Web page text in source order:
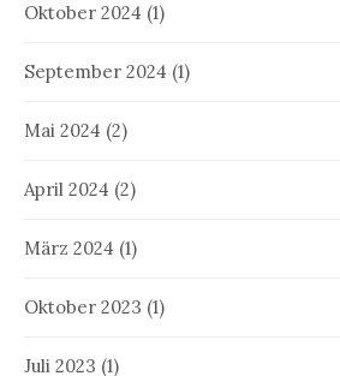
Oktober 2024 (1)
September 2024 (1)
Mai 2024 (2)
April 2024 (2)
März 2024 (1)
Oktober 2023 (1)
Juli 2023 (1)